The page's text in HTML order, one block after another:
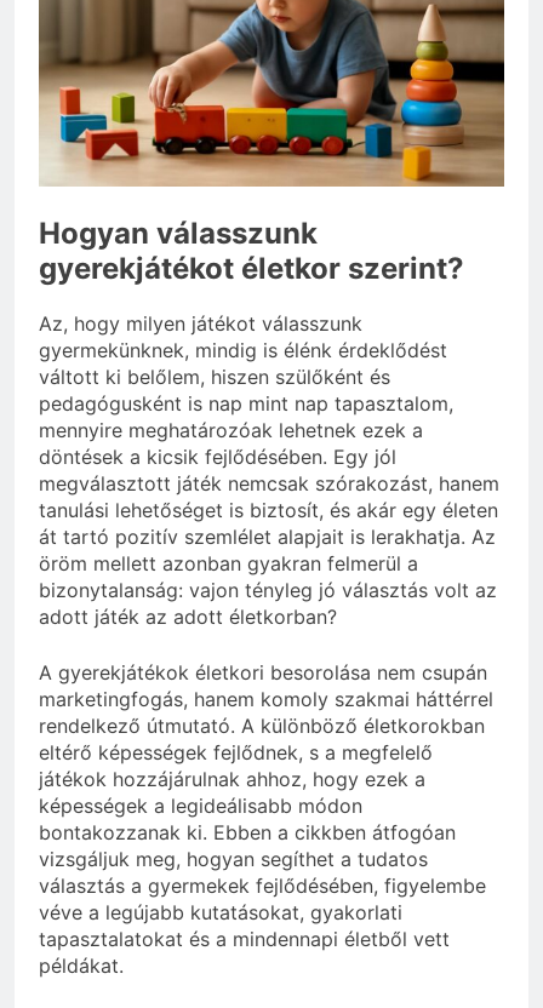
3 Nap Ezelőtt
Hogyan válasszunk
gyerekjátékot életkor szerint?
Az, hogy milyen játékot válasszunk
gyermekünknek, mindig is élénk érdeklődést
váltott ki belőlem, hiszen szülőként és
pedagógusként is nap mint nap tapasztalom,
mennyire meghatározóak lehetnek ezek a
döntések a kicsik fejlődésében. Egy jól
megválasztott játék nemcsak szórakozást, hanem
tanulási lehetőséget is biztosít, és akár egy életen
át tartó pozitív szemlélet alapjait is lerakhatja. Az
öröm mellett azonban gyakran felmerül a
bizonytalanság: vajon tényleg jó választás volt az
adott játék az adott életkorban?
A gyerekjátékok életkori besorolása nem csupán
marketingfogás, hanem komoly szakmai háttérrel
rendelkező útmutató. A különböző életkorokban
eltérő képességek fejlődnek, s a megfelelő
játékok hozzájárulnak ahhoz, hogy ezek a
képességek a legideálisabb módon
bontakozzanak ki. Ebben a cikkben átfogóan
vizsgáljuk meg, hogyan segíthet a tudatos
választás a gyermekek fejlődésében, figyelembe
véve a legújabb kutatásokat, gyakorlati
tapasztalatokat és a mindennapi életből vett
példákat.